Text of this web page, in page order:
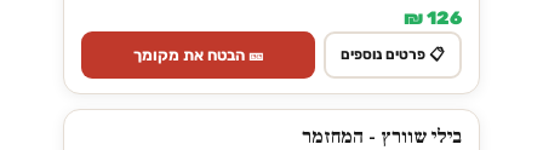
126 ₪
📋 פרטים נוספים 🎫 הבטח את מקומך
בילי שוורץ - המחזמר